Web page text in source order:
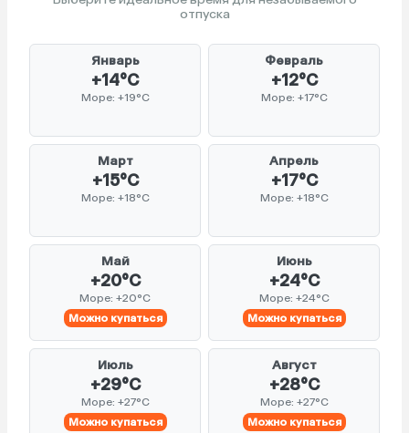
отпуска
Январь
+14°C
Море: +19°C
Февраль
+12°C
Море: +17°C
Март
+15°C
Море: +18°C
Апрель
+17°C
Море: +18°C
Май
+20°C
Море: +20°C
Можно купаться
Июнь
+24°C
Море: +24°C
Можно купаться
Июль
+29°C
Море: +27°C
Можно купаться
Август
+28°C
Море: +27°C
Можно купаться